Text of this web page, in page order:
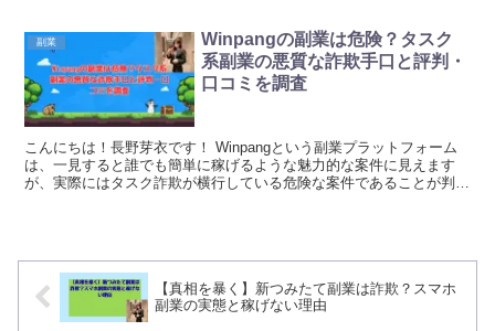
副業
Winpangの副業は危険？タスク
系副業の悪質な詐欺手口と評判・
口コミを調査
こんにちは！長野芽衣です！ Winpangという副業プラットフォーム
は、一見すると誰でも簡単に稼げるような魅力的な案件に見えます
が、実際にはタスク詐欺が横行している危険な案件であることが判明
【真相を暴く】新つみたて副業は詐欺？スマホ
副業の実態と稼げない理由